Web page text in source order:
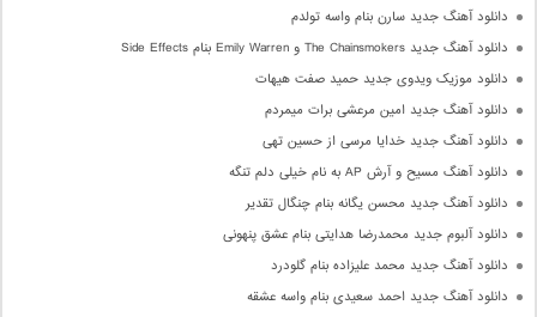
دانلود آهنگ جدید سارن بنام واسه تولدم
دانلود آهنگ جدید The Chainsmokers و Emily Warren بنام Side Effects
دانلود موزیک ویدوی جدید حمید صفت هیهات
دانلود آهنگ جدید امین مرعشی برات میمردم
دانلود آهنگ جدید خدایا مرسی از حسین تهی
دانلود آهنگ مسیح و آرش AP به نام خیلی دلم تنگه
دانلود آهنگ جدید محسن یگانه بنام چنگال تقدیر
دانلود آلبوم جدید محمدرضا هدایتی بنام عشق پنهونی
دانلود آهنگ جدید محمد علیزاده بنام گلودرد
دانلود آهنگ جدید احمد سعیدی بنام واسه عشقه